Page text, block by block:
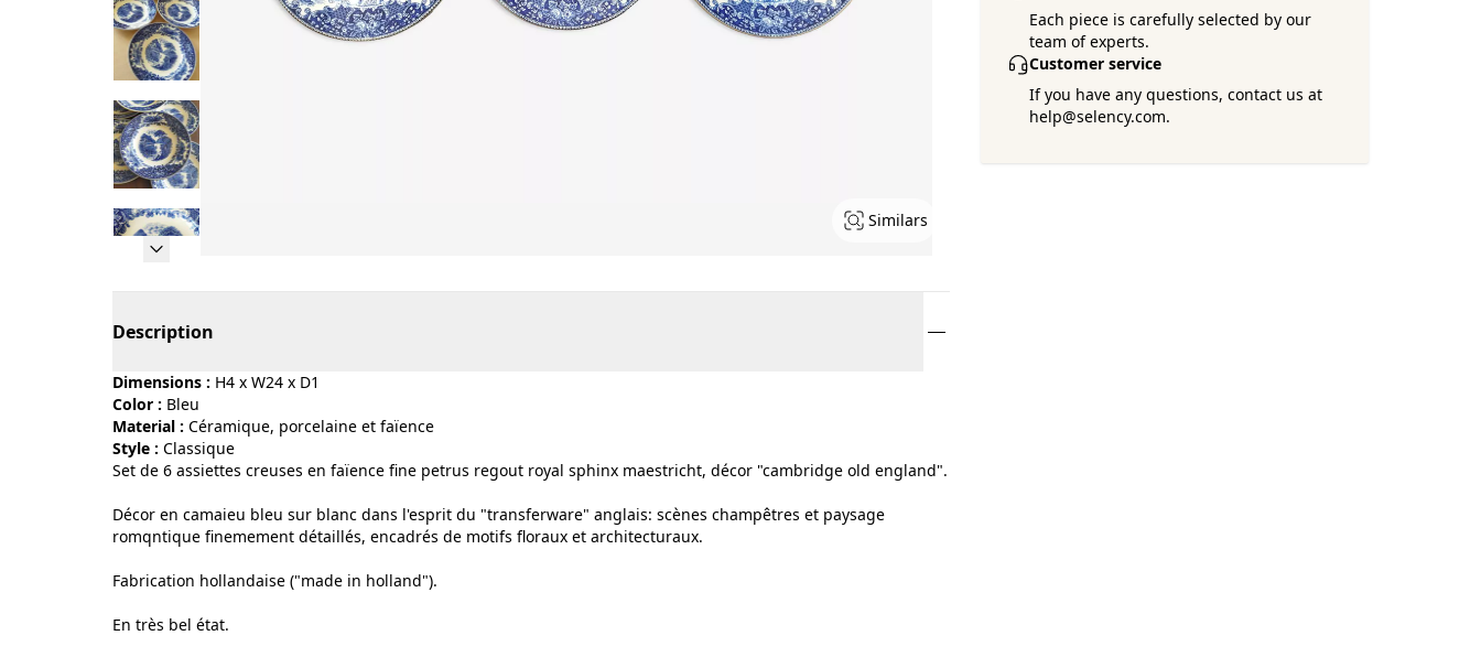
Similars
Each piece is carefully selected by our
team of experts.
Customer service
If you have any questions, contact us at
help@selency.com.
Description
Dimensions : H4 x W24 x D1
Color :
bleu
Material :
céramique, porcelaine et faïence
Style :
classique
Set de 6 assiettes creuses en faïence fine petrus regout royal sphinx maestricht, décor "cambridge old england".
Décor en camaieu bleu sur blanc dans l'esprit du "transferware" anglais: scènes champêtres et paysage
romqntique finemement détaillés, encadrés de motifs floraux et architecturaux.
Fabrication hollandaise ("made in holland").
En très bel état.